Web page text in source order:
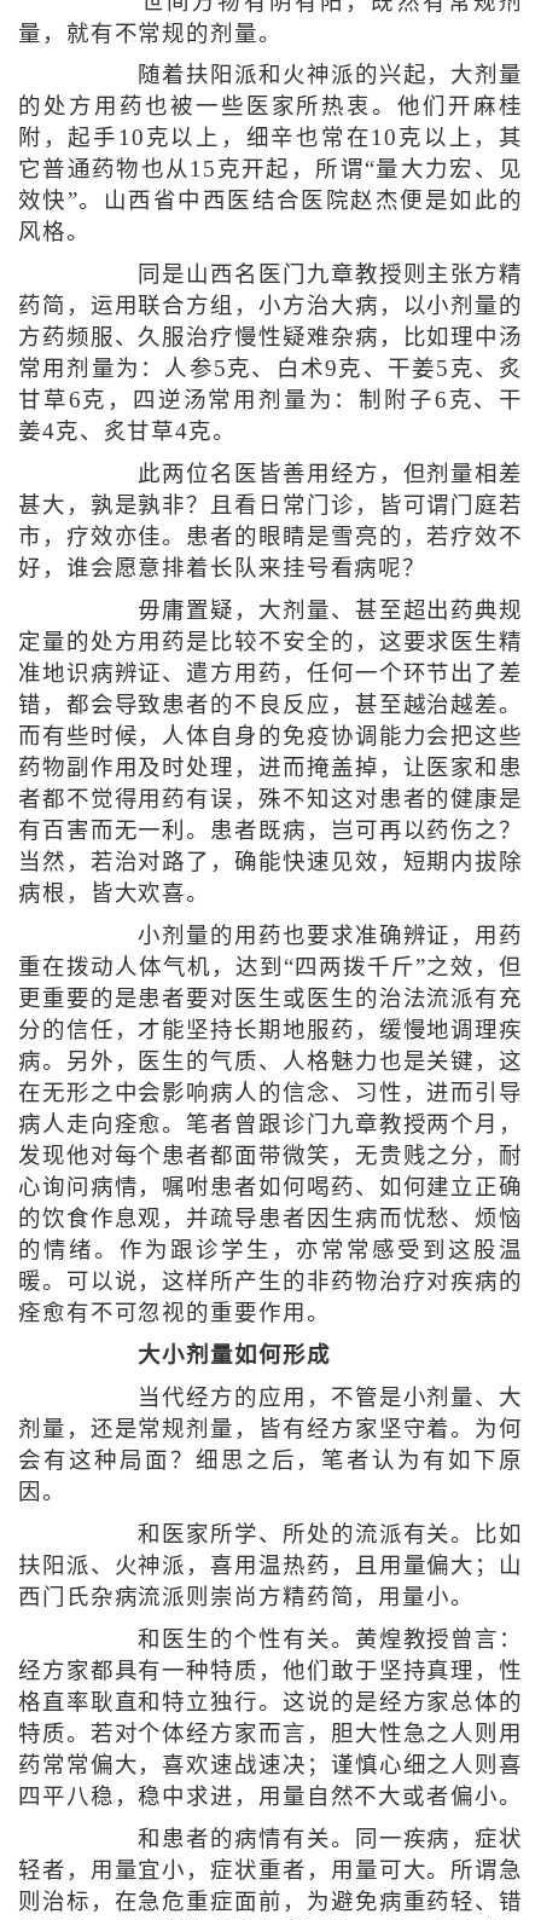
量，就有不常规的剂量。
随着扶阳派和火神派的兴起，大剂量
的处方用药也被一些医家所热衷。他们开麻桂
附，起手10克以上，细辛也常在10克以上，其
它普通药物也从15克开起，所谓“量大力宏、见
效快”。山西省中西医结合医院赵杰便是如此的
风格。
同是山西名医门九章教授则主张方精
药简，运用联合方组，小方治大病，以小剂量的
方药频服、久服治疗慢性疑难杂病，比如理中汤
常用剂量为：人参5克、白术9克、干姜5克、炙
甘草6克，四逆汤常用剂量为：制附子6克、干
姜4克、炙甘草4克。
此两位名医皆善用经方，但剂量相差
甚大，孰是孰非？且看日常门诊，皆可谓门庭若
市，疗效亦佳。患者的眼睛是雪亮的，若疗效不
好，谁会愿意排着长队来挂号看病呢？
毋庸置疑，大剂量、甚至超出药典规
定量的处方用药是比较不安全的，这要求医生精
准地识病辨证、遣方用药，任何一个环节出了差
错，都会导致患者的不良反应，甚至越治越差。
而有些时候，人体自身的免疫协调能力会把这些
药物副作用及时处理，进而掩盖掉，让医家和患
者都不觉得用药有误，殊不知这对患者的健康是
有百害而无一利。患者既病，岂可再以药伤之？
当然，若治对路了，确能快速见效，短期内拔除
病根，皆大欢喜。
小剂量的用药也要求准确辨证，用药
重在拨动人体气机，达到“四两拨千斤”之效，但
更重要的是患者要对医生或医生的治法流派有充
分的信任，才能坚持长期地服药，缓慢地调理疾
病。另外，医生的气质、人格魅力也是关键，这
在无形之中会影响病人的信念、习性，进而引导
病人走向痊愈。笔者曾跟诊门九章教授两个月，
发现他对每个患者都面带微笑，无贵贱之分，耐
心询问病情，嘱咐患者如何喝药、如何建立正确
的饮食作息观，并疏导患者因生病而忧愁、烦恼
的情绪。作为跟诊学生，亦常常感受到这股温
暖。可以说，这样所产生的非药物治疗对疾病的
痊愈有不可忽视的重要作用。
大小剂量如何形成
当代经方的应用，不管是小剂量、大
剂量，还是常规剂量，皆有经方家坚守着。为何
会有这种局面？细思之后，笔者认为有如下原
因。
和医家所学、所处的流派有关。比如
扶阳派、火神派，喜用温热药，且用量偏大；山
西门氏杂病流派则崇尚方精药简，用量小。
和医生的个性有关。黄煌教授曾言：
经方家都具有一种特质，他们敢于坚持真理，性
格直率耿直和特立独行。这说的是经方家总体的
特质。若对个体经方家而言，胆大性急之人则用
药常常偏大，喜欢速战速决；谨慎心细之人则喜
四平八稳，稳中求进，用量自然不大或者偏小。
和患者的病情有关。同一疾病，症状
轻者，用量宜小，症状重者，用量可大。所谓急
则治标，在急危重症面前，为避免病重药轻、错